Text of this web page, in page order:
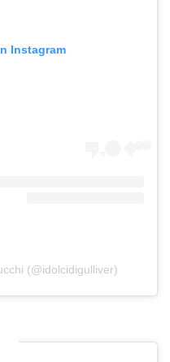
Instagram
(@idolcidigulliver)